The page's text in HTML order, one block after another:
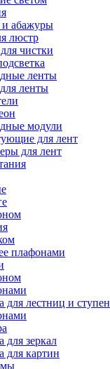
абажуры
люстр
чистки
ленты
ленты
модули
для лент
для лент
плафонами
для лестниц и
для зеркал
для картин